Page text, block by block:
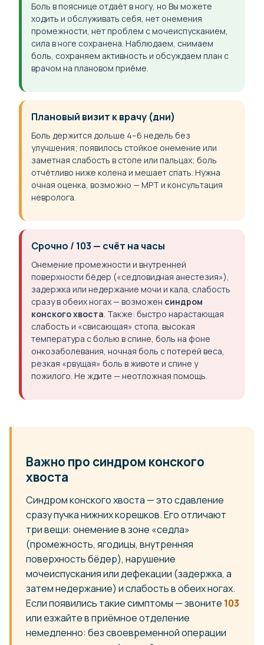
Боль в пояснице отдаёт в ногу, но Вы можете
ходить и обслуживать себя, нет онемения
промежности, нет проблем с мочеиспусканием,
сила в ноге сохранена. Наблюдаем, снимаем
боль, сохраняем активность и обсуждаем план с
врачом на плановом приёме.
Плановый визит к врачу (дни)
Боль держится дольше 4–6 недель без
улучшения; появилось стойкое онемение или
заметная слабость в стопе или пальцах; боль
отчётливо ниже колена и мешает спать. Нужна
очная оценка, возможно — МРТ и консультация
невролога.
Срочно / 103 — счёт на часы
Онемение промежности и внутренней
поверхности бёдер («седловидная анестезия»),
задержка или недержание мочи и кала, слабость
сразу в обеих ногах — возможен синдром
конского хвоста. Также: быстро нарастающая
слабость и «свисающая» стопа, высокая
температура с болью в спине, боль на фоне
онкозаболевания, ночная боль с потерей веса,
резкая «рвущая» боль в животе и спине у
пожилого. Не ждите — неотложная помощь.
Важно про синдром конского
хвоста
Синдром конского хвоста — это сдавление
сразу пучка нижних корешков. Его отличают
три вещи: онемение в зоне «седла»
(промежность, ягодицы, внутренняя
поверхность бёдер), нарушение
мочеиспускания или дефекации (задержка, а
затем недержание) и слабость в обеих ногах.
Если появились такие симптомы — звоните 103
или езжайте в приёмное отделение
немедленно: без своевременной операции